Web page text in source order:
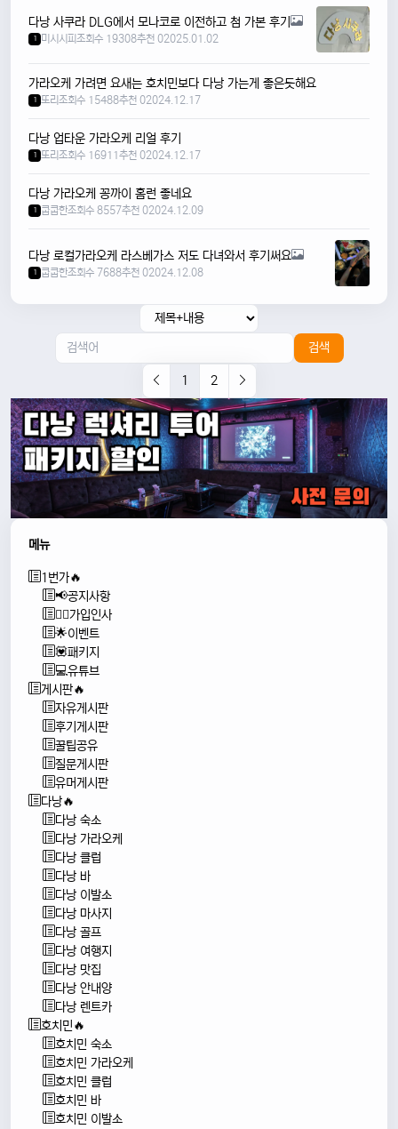
다낭 사쿠라 DLG에서 모나코로 이전하고 첨 가본 후기
1 미시시피 조회수 19308추천 02025.01.02
가라오케 가려면 요새는 호치민보다 다낭 가는게 좋은듯해요
1 또리조회수 15488추천 02024.12.17
다낭 업타운 가라오케 리얼 후기
1 또리조회수 16911추천 02024.12.17
다낭 가라오케 꽁까이 홈런 좋네요
1 쿱쿱한조회수 8557추천 02024.12.09
다낭 로컬가라오케 라스베가스 저도 다녀와서 후기써요
1 쿱쿱한조회수 7688추천 02024.12.08
검색
1 2
메뉴
1번가🔥
📢공지사항
🙇‍♂️가입인사
🌟이벤트
💟패키지
💻유튜브
게시판🔥
자유게시판
후기게시판
꿀팁공유
질문게시판
유머게시판
다낭🔥
다낭 숙소
다낭 가라오케
다낭 클럽
다낭 바
다낭 이발소
다낭 마사지
다낭 골프
다낭 여행지
다낭 맛집
다낭 안내양
다낭 렌트카
호치민🔥
호치민 숙소
호치민 가라오케
호치민 클럽
호치민 바
호치민 이발소